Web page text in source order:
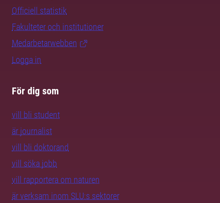
Officiell statistik
Fakulteter och institutioner
Medarbetarwebben
Logga in
För dig som
vill bli student
är journalist
vill bli doktorand
vill söka jobb
vill rapportera om naturen
är verksam inom SLU:s sektorer